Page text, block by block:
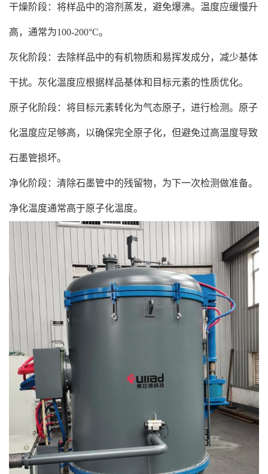
干燥阶段：将样品中的溶剂蒸发，避免爆沸。温度应缓慢升
高，通常为100-200°C。
灰化阶段：去除样品中的有机物质和易挥发成分，减少基体
干扰。灰化温度应根据样品基体和目标元素的性质优化。
原子化阶段：将目标元素转化为气态原子，进行检测。原子
化温度应足够高，以确保完全原子化，但避免过高温度导致
石墨管损坏。
净化阶段：清除石墨管中的残留物，为下一次检测做准备。
净化温度通常高于原子化温度。